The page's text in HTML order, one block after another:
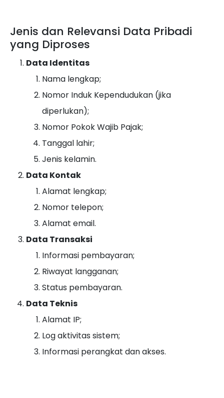
Jenis dan Relevansi Data Pribadi
yang Diproses
Data Identitas
Nama lengkap;
Nomor Induk Kependudukan (jika
diperlukan);
Nomor Pokok Wajib Pajak;
Tanggal lahir;
Jenis kelamin.
Data Kontak
Alamat lengkap;
Nomor telepon;
Alamat email.
Data Transaksi
Informasi pembayaran;
Riwayat langganan;
Status pembayaran.
Data Teknis
Alamat IP;
Log aktivitas sistem;
Informasi perangkat dan akses.